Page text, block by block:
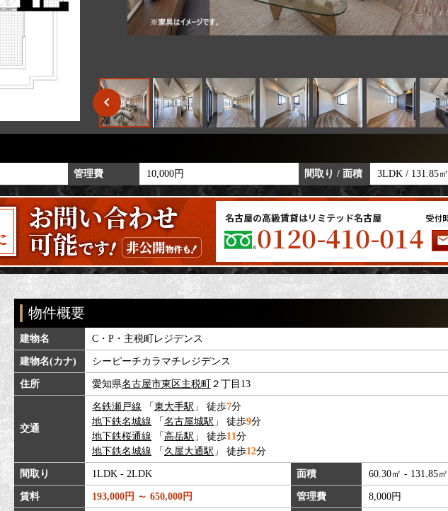
管理費 10,000円 間取り / 面積 3LDK / 131.85㎡
物件概要
建物名 C・P・主税町レジデンス
建物名(カナ) シーピーチカラマチレジデンス
住所 愛知県名古屋市東区 主税町 ２丁目13
交通
名鉄瀬戸線 「 東大手駅 」 徒歩7分
地下鉄名城線 「 名古屋城駅 」 徒歩9分
地下鉄桜通線 「 高岳駅 」 徒歩11分
地下鉄名城線 「 久屋大通駅 」 徒歩12分
間取り 1LDK - 2LDK 面積 60.30㎡ - 131.85㎡
賃料 193,000円 ～ 650,000円 管理費 8,000円